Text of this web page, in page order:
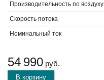
Производительность по воздуху
Скорость потока
Номинальный ток
54 990 руб.
В корзину